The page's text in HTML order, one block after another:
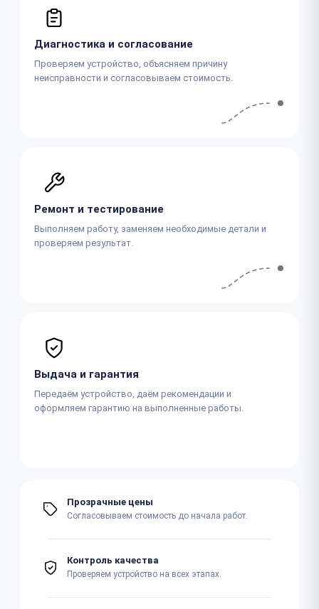
Диагностика и согласование
Проверяем устройство, объясняем причину
неисправности и согласовываем стоимость.
Ремонт и тестирование
Выполняем работу, заменяем необходимые детали и
проверяем результат.
Выдача и гарантия
Передаём устройство, даём рекомендации и
оформляем гарантию на выполненные работы.
Прозрачные цены
Согласовываем стоимость до начала работ.
Контроль качества
Проверяем устройство на всех этапах.